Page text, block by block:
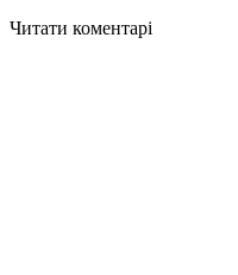
Читати коментарі